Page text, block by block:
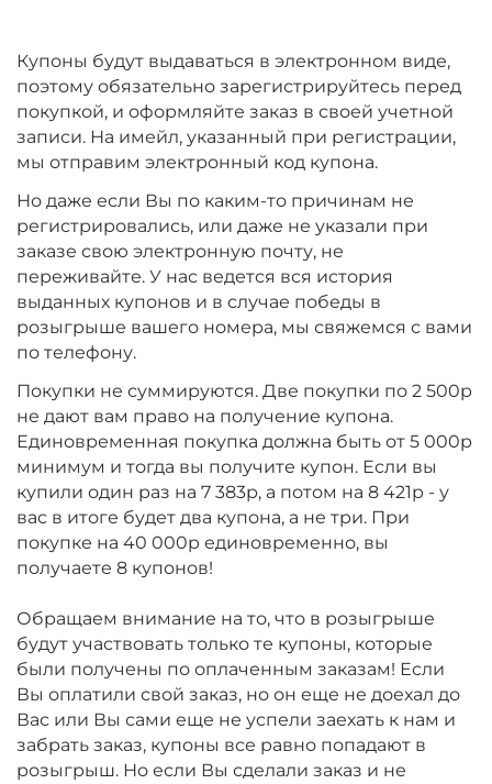
Купоны будут выдаваться в электронном виде,
поэтому обязательно зарегистрируйтесь перед
покупкой, и оформляйте заказ в своей учетной
записи. На имейл, указанный при регистрации,
мы отправим электронный код купона.
Но даже если Вы по каким-то причинам не
регистрировались, или даже не указали при
заказе свою электронную почту, не
переживайте. У нас ведется вся история
выданных купонов и в случае победы в
розыгрыше вашего номера, мы свяжемся с вами
по телефону.
Покупки не суммируются. Две покупки по 2 500р
не дают вам право на получение купона.
Единовременная покупка должна быть от 5 000р
минимум и тогда вы получите купон. Если вы
купили один раз на 7 383р, а потом на 8 421р - у
вас в итоге будет два купона, а не три. При
покупке на 40 000р единовременно, вы
получаете 8 купонов!
Обращаем внимание на то, что в розыгрыше
будут участвовать только те купоны, которые
были получены по оплаченным заказам! Если
Вы оплатили свой заказ, но он еще не доехал до
Вас или Вы сами еще не успели заехать к нам и
забрать заказ, купоны все равно попадают в
розыгрыш. Но если Вы сделали заказ и не